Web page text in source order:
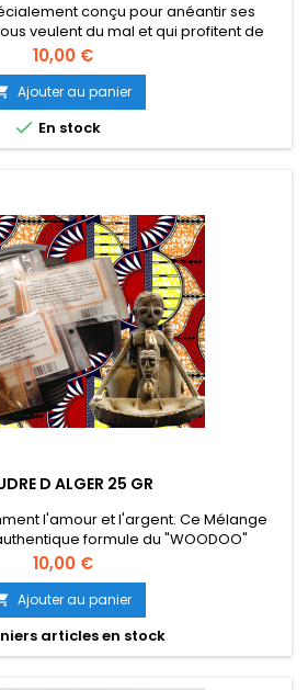
conçu pour anéantir ses
veulent du mal et qui profitent de
mis au point des mélanges typiques
bien précises. Ils sont tous à
Il suffit de dégager la magie de
sublimer les pouvoirs.Les résultats
sont...
Prix
10,00 €
Ajouter au panier
 En stock
D ALGER 25 GR
l'amour et l'argent. Ce Mélange
formule du "WOODOO"
en communauté haïtienne de New-
d'être plus puissant que les poudres
en magie Blanche et donc sans
et sans risque de choc en retour.
Prix
10,00 €
Ajouter au panier
articles en stock